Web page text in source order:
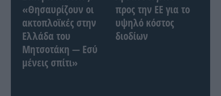
«Θησαυρίζουν οι
ακτοπλοϊκές στην
Ελλάδα του
Μητσοτάκη — Εσύ
μένεις σπίτι»
προς την ΕΕ για το
υψηλό κόστος
διοδίων